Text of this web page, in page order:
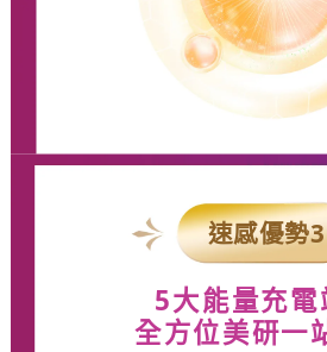
速感優勢3
5大能量充電
全方位美研一